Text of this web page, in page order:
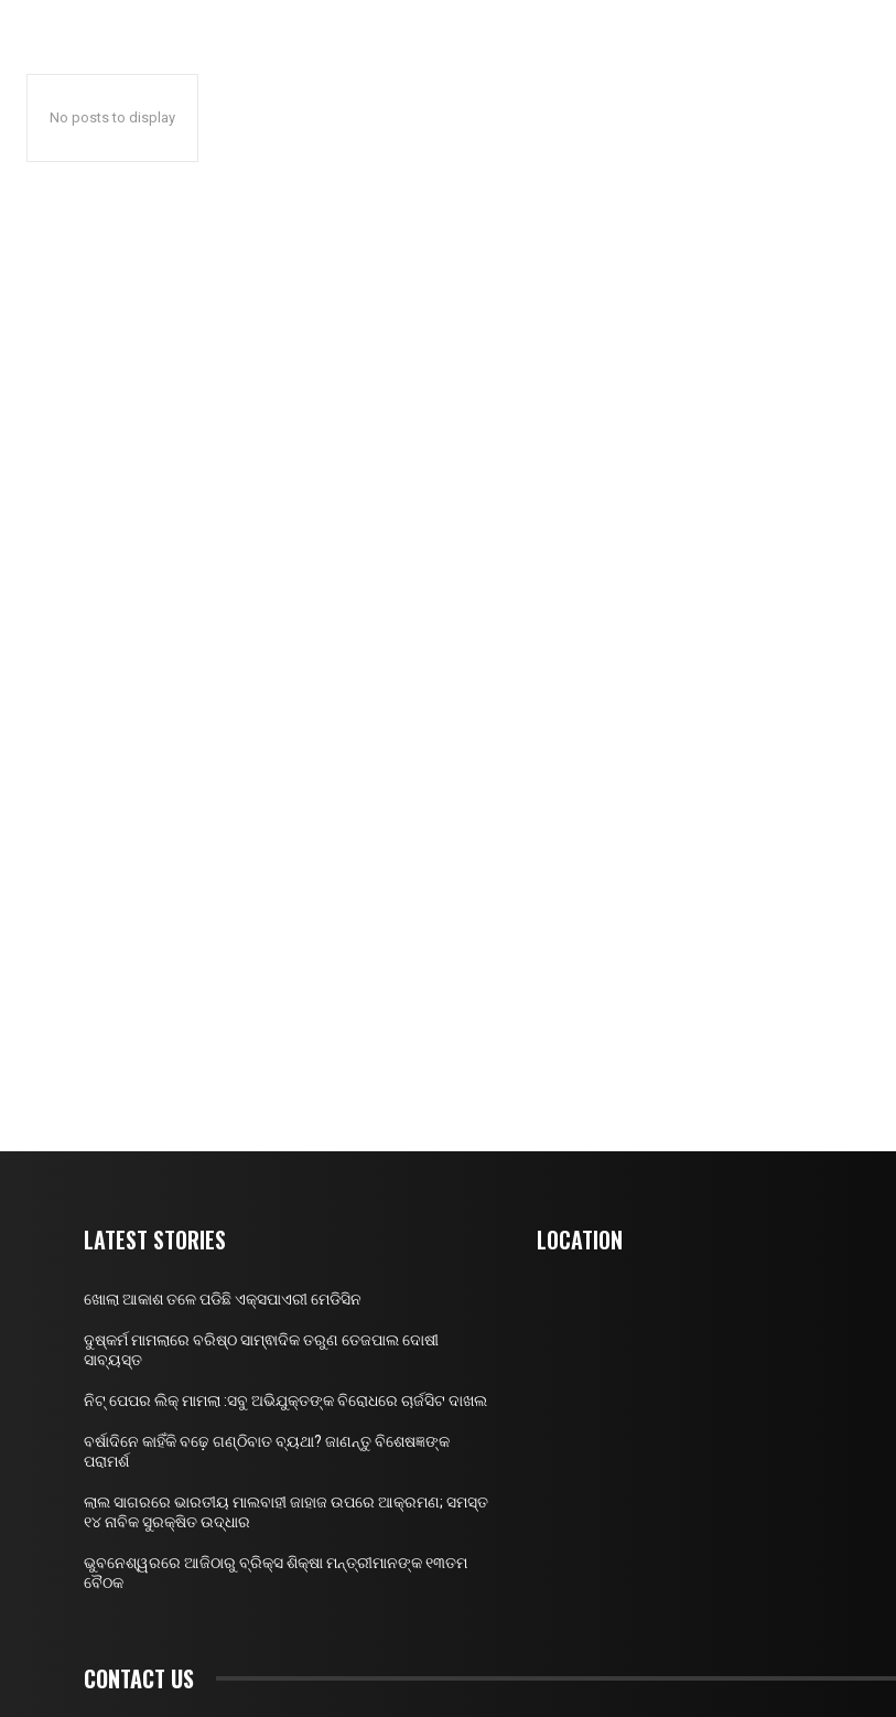
No posts to display
LATEST STORIES
ଖୋଲା ଆକାଶ ତଳେ ପଡିଛି ଏକ୍ସପାଏରୀ ମେଡିସିନ
ଦୁଷ୍କର୍ମ ମାମଲାରେ ବରିଷ୍ଠ ସାମ୍ଵାଦିକ ତରୁଣ ତେଜପାଲ ଦୋଷୀ
ସାବ୍ୟସ୍ତ
ନିଟ୍ ପେପର ଲିକ୍ ମାମଲା :ସବୁ ଅଭିଯୁକ୍ତଙ୍କ ବିରୋଧରେ ଚାର୍ଜସିଟ ଦାଖଲ
ବର୍ଷାଦିନେ କାହିଁକି ବଢ଼େ ଗଣ୍ଠିବାତ ବ୍ୟଥା? ଜାଣନ୍ତୁ ବିଶେଷଜ୍ଞଙ୍କ
ପରାମର୍ଶ
ଲାଲ ସାଗରରେ ଭାରତୀୟ ମାଲବାହୀ ଜାହାଜ ଉପରେ ଆକ୍ରମଣ; ସମସ୍ତ
୧୪ ନାବିକ ସୁରକ୍ଷିତ ଉଦ୍ଧାର
ଭୁବନେଶ୍ୱରରେ ଆଜିଠାରୁ ବ୍ରିକ୍ସ ଶିକ୍ଷା ମନ୍ତ୍ରୀମାନଙ୍କ ୧୩ତମ
ବୈଠକ
LOCATION
CONTACT US